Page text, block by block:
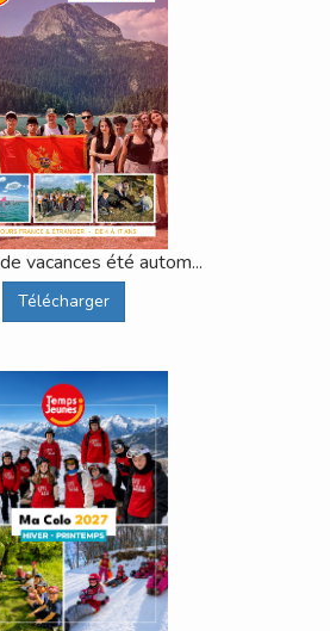
vacances été autom...
Télécharger